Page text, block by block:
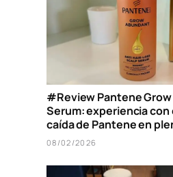
#Review Pantene
Serum: experiencia con
caída de Pantene en
08/02/2026